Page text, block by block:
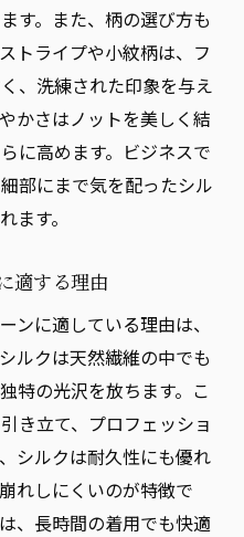
す。また、柄の選び方も
トライプや小紋柄は、フ
、洗練された印象を与え
かさはノットを美しく結
に高めます。ビジネスで
部にまで気を配ったシル
ます。
適する理由
ンに適している理由は、
ルクは天然繊維の中でも
特の光沢を放ちます。こ
き立て、プロフェッショ
シルクは耐久性にも優れ
れしにくいのが特徴で
、長時間の着用でも快適